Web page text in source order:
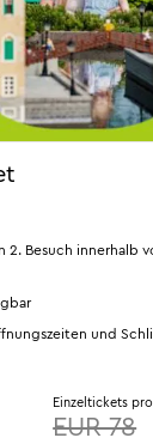
2. Besuch innerhalb
und
Einzeltickets
EUR 78